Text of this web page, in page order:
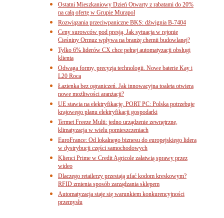
Ostatni Mieszkaniowy Dzień Otwarty z rabatami do 20%
na całą ofertę w Grupie Murapol
Rozwiązania przeciwpaniczne BKS: dźwignia B-7404
Ceny surowców pod presją. Jak sytuacja w rejonie
Cieśniny Ormuz wpływa na branżę chemii budowlanej?
Tylko 6% liderów CX chce pełnej automatyzacji obsługi
klienta
Odwaga formy, precyzja technologii. Nowe baterie Kay i
L20 Roca
Łazienka bez ograniczeń. Jak innowacyjna toaleta otwiera
nowe możliwości aranżacji?
UE stawia na elektryfikację. PORT PC: Polska potrzebuje
krajowego planu elektryfikacji gospodarki
Termet Freeze Multi: jedno urządzenie zewnętrzne,
klimatyzacja w wielu pomieszczeniach
EuroFrance: Od lokalnego biznesu do europejskiego lidera
w dystrybucji części samochodowych
Klienci Prime w Credit Agricole załatwią sprawy przez
wideo
Dlaczego retailerzy przestają ufać kodom kreskowym?
RFID zmienia sposób zarządzania sklepem
Automatyzacja staje się warunkiem konkurencyjności
przemysłu